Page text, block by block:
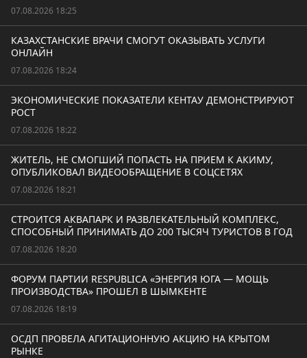
07.08.2026 18:25
КАЗАХСТАНСКИЕ ВРАЧИ СМОГУТ ОКАЗЫВАТЬ УСЛУГИ
ОНЛАЙН
07.08.2026 18:24
ЭКОНОМИЧЕСКИЕ ПОКАЗАТЕЛИ КЕНТАУ ДЕМОНСТРИРУЮТ
РОСТ
07.08.2026 18:22
ЖИТЕЛЬ, НЕ СМОГШИЙ ПОПАСТЬ НА ПРИЕМ К АКИМУ,
ОПУБЛИКОВАЛ ВИДЕООБРАЩЕНИЕ В СОЦСЕТЯХ
07.08.2026 18:21
СТРОИТСЯ АКВАПАРК И РАЗВЛЕКАТЕЛЬНЫЙ КОМПЛЕКС,
СПОСОБНЫЙ ПРИНИМАТЬ ДО 200 ТЫСЯЧ ТУРИСТОВ В ГОД
07.08.2026 18:20
ФОРУМ ПАРТИИ RESPUBLICA «ЭНЕРГИЯ ЮГА — МОЩЬ
ПРОИЗВОДСТВА» ПРОШЕЛ В ШЫМКЕНТЕ
07.08.2026 18:19
ОСДП ПРОВЕЛА АГИТАЦИОННУЮ АКЦИЮ НА КРЫТОМ
РЫНКЕ